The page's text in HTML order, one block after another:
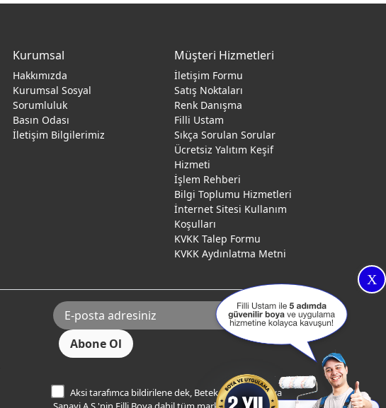
X
Kurumsal
Hakkımızda
Kurumsal Sosyal
Sorumluluk
Basın Odası
İletişim Bilgilerimiz
Müşteri Hizmetleri
İletişim Formu
Satış Noktaları
Renk Danışma
Filli Ustam
Sıkça Sorulan Sorular
Ücretsiz Yalıtım Keşif
Hizmeti
İşlem Rehberi
Bilgi Toplumu Hizmetleri
İnternet Sitesi Kullanım
Koşulları
KVKK Talep Formu
KVKK Aydınlatma Metni
Aksi tarafımca bildirilene dek, Betek Boya ve Kimya